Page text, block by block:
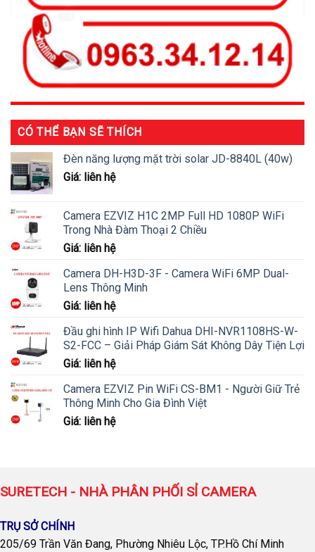
CÓ THỂ BẠN SẼ THÍCH
Đèn năng lượng mặt trời solar JD-8840L (40w)
Giá: liên hệ
Camera EZVIZ H1C 2MP Full HD 1080P WiFi
Trong Nhà Đàm Thoại 2 Chiều
Giá: liên hệ
Camera DH-H3D-3F - Camera WiFi 6MP Dual-
Lens Thông Minh
Giá: liên hệ
Đầu ghi hình IP Wifi Dahua DHI-NVR1108HS-W-
S2-FCC – Giải Pháp Giám Sát Không Dây Tiện Lợi
Giá: liên hệ
Camera EZVIZ Pin WiFi CS-BM1 - Người Giữ Trẻ
Thông Minh Cho Gia Đình Việt
Giá: liên hệ
SURETECH - NHÀ PHÂN PHỐI SỈ CAMERA
TRỤ SỞ CHÍNH
205/69 Trần Văn Đang, Phường Nhiêu Lộc, TP.Hồ Chí Minh